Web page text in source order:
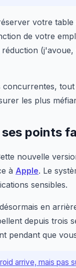
votre
de votre
les plus
points
nouvelle
à Apple. Le
sensibles.
en
depuis trois
pendant que
arrive, mais pas